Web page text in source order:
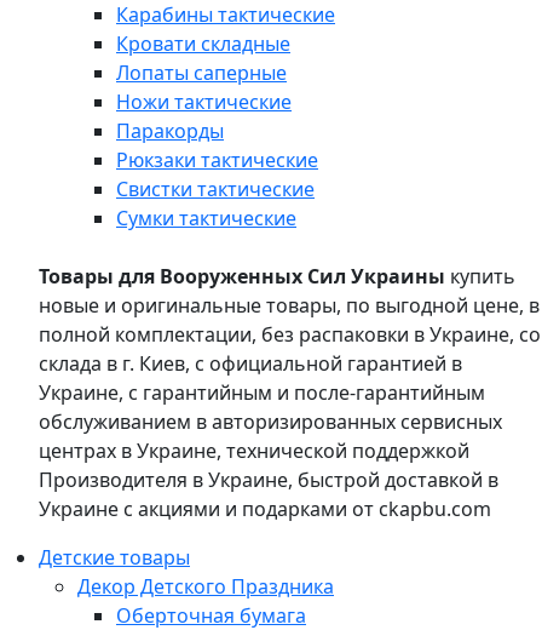
Карабины тактические
Кровати складные
Лопаты саперные
Ножи тактические
Паракорды
Рюкзаки тактические
Свистки тактические
Сумки тактические
Товары для Вооруженных Сил Украины купить
новые и оригинальные товары, по выгодной цене, в
полной комплектации, без распаковки в Украине, со
склада в г. Киев, с официальной гарантией в
Украине, с гарантийным и после-гарантийным
обслуживанием в авторизированных сервисных
центрах в Украине, технической поддержкой
Производителя в Украине, быстрой доставкой в
Украине с акциями и подарками от ckapbu.com
Детские товары
Декор Детского Праздника
Оберточная бумага